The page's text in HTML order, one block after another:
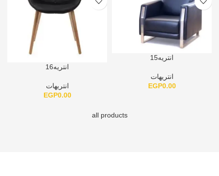
انتريه15
انتريهات
EGP0.00
انتريه16
انتريهات
EGP0.00
all products